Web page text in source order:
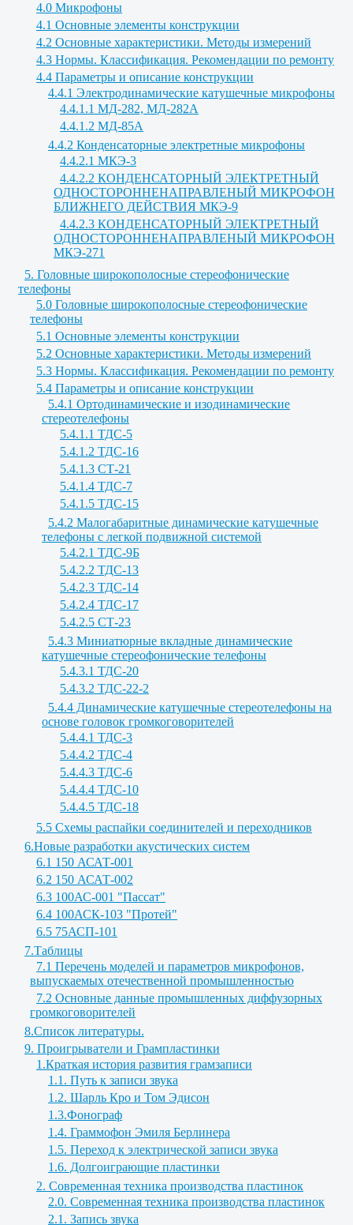
4.0 Микрофоны
4.1 Основные элементы конструкции
4.2 Основные характеристики. Методы измерений
4.3 Нормы. Классификация. Рекомендации по ремонту
4.4 Параметры и описание конструкции
4.4.1 Электродинамические катушечные микрофоны
4.4.1.1 МД-282, МД-282А
4.4.1.2 МД-85А
4.4.2 Конденсаторные электретные микрофоны
4.4.2.1 МКЭ-3
4.4.2.2 КОНДЕНСАТОРНЫЙ ЭЛЕКТРЕТНЫЙ
ОДНОСТОРОННЕНАПРАВЛЕНЫЙ МИКРОФОН
БЛИЖНЕГО ДЕЙСТВИЯ МКЭ-9
4.4.2.3 КОНДЕНСАТОРНЫЙ ЭЛЕКТРЕТНЫЙ
ОДНОСТОРОННЕНАПРАВЛЕНЫЙ МИКРОФОН
МКЭ-271
5. Головные широкополосные стереофонические
телефоны
5.0 Головные широкополосные стереофонические
телефоны
5.1 Основные элементы конструкции
5.2 Основные характеристики. Методы измерений
5.3 Нормы. Классификация. Рекомендации по ремонту
5.4 Параметры и описание конструкции
5.4.1 Ортодинамические и изодинамические
стереотелефоны
5.4.1.1 ТДС-5
5.4.1.2 ТДС-16
5.4.1.3 СТ-21
5.4.1.4 ТДС-7
5.4.1.5 ТДС-15
5.4.2 Малогабаритные динамические катушечные
телефоны с легкой подвижной системой
5.4.2.1 ТДС-9Б
5.4.2.2 ТДС-13
5.4.2.3 ТДС-14
5.4.2.4 ТДС-17
5.4.2.5 СТ-23
5.4.3 Миниатюрные вкладные динамические
катушечные стереофонические телефоны
5.4.3.1 ТДС-20
5.4.3.2 ТДС-22-2
5.4.4 Динамические катушечные стереотелефоны на
основе головок громкоговорителей
5.4.4.1 ТДС-3
5.4.4.2 ТДС-4
5.4.4.3 ТДС-6
5.4.4.4 ТДС-10
5.4.4.5 ТДС-18
5.5 Схемы распайки соединителей и переходников
6.Новые разработки акустических систем
6.1 150 АСАТ-001
6.2 150 АСАТ-002
6.3 100АС-001 "Пассат"
6.4 100АСК-103 "Протей"
6.5 75АСП-101
7.Таблицы
7.1 Перечень моделей и параметров микрофонов,
выпускаемых отечественной промышленностью
7.2 Основные данные промышленных диффузорных
громкоговорителей
8.Список литературы.
9. Проигрыватели и Грампластинки
1.Краткая история развития грамзаписи
1.1. Путь к записи звука
1.2. Шарль Кро и Том Эдисон
1.3.Фонограф
1.4. Граммофон Эмиля Берлинера
1.5. Переход к электрической записи звука
1.6. Долгоиграющие пластинки
2. Современная техника производства пластинок
2.0. Современная техника производства пластинок
2.1. Запись звука